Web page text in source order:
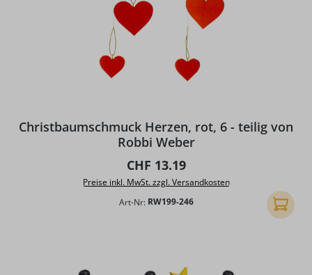
Christbaumschmuck Herzen, rot, 6 - teilig von
Robbi Weber
Regulärer Preis:
CHF 13.19
Preise inkl. MwSt. zzgl. Versandkosten
Art-Nr: RW199-246 In den